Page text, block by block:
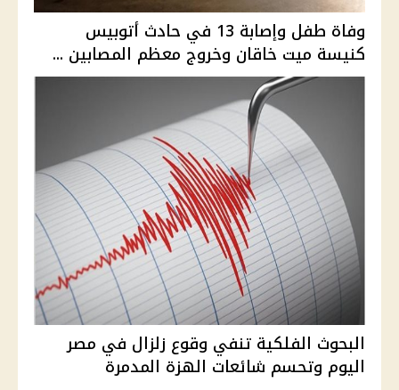
وفاة طفل وإصابة 13 في حادث أتوبيس
كنيسة ميت خاقان وخروج معظم المصابين ...
البحوث الفلكية تنفي وقوع زلزال في مصر
اليوم وتحسم شائعات الهزة المدمرة